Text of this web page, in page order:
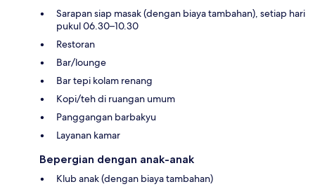
Sarapan siap masak (dengan biaya tambahan), setiap hari
pukul 06.30–10.30
Restoran
Bar/lounge
Bar tepi kolam renang
Kopi/teh di ruangan umum
Panggangan barbakyu
Layanan kamar
Bepergian dengan anak-anak
Klub anak (dengan biaya tambahan)